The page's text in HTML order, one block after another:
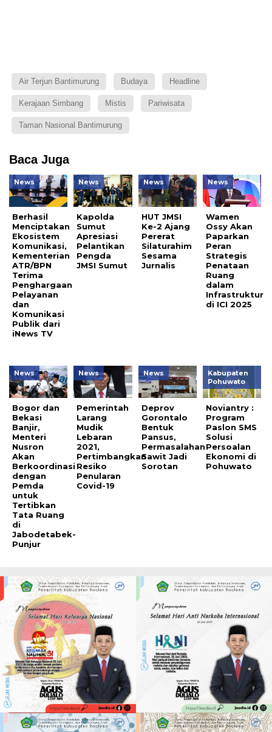
Air Terjun Bantimurung Budaya Headline
Kerajaan Simbang Mistis Pariwisata
Taman Nasional Bantimurung
Baca Juga
News
Berhasil
Menciptakan
Ekosistem
Komunikasi,
Kementerian
ATR/BPN
Terima
Penghargaan
Pelayanan
dan
Komunikasi
Publik dari
iNews TV
News
Kapolda
Sumut
Apresiasi
Pelantikan
Pengda
JMSI Sumut
News
HUT JMSI
Ke-2 Ajang
Pererat
Silaturahim
Sesama
Jurnalis
News
Wamen
Ossy Akan
Paparkan
Peran
Strategis
Penataan
Ruang
dalam
Infrastruktur
di ICI 2025
News
Bogor dan
Bekasi
Banjir,
Menteri
Nusron
Akan
Berkoordinasi
dengan
Pemda
untuk
Tertibkan
Tata Ruang
di
Jabodetabek-
Punjur
News
Pemerintah
Larang
Mudik
Lebaran
2021,
Pertimbangkan
Resiko
Penularan
Covid-19
News
Deprov
Gorontalo
Bentuk
Pansus,
Permasalahan
Sawit Jadi
Sorotan
Kabupaten
Pohuwato
Noviantry :
Program
Paslon SMS
Solusi
Persoalan
Ekonomi di
Pohuwato